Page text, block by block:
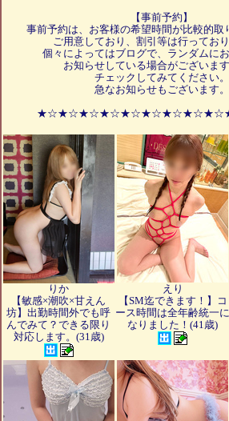
【事前予約】
事前予約は、お客様の希望時間が比較的取
ご用意しており、割引等は行っており
個々によってはブログで、ランダムに
お知らせしている場合がございます
チェックしてみてください。
急なお知らせもございます。
【りかさんからのお知らせ】
※３Pがえりさんとできます
LINEが不具合で消えてしまいま
1度だけ、お電話にてご予約をお願い
夜の時間帯希望のお客様は、20時以降からが基
というお客様はお電話でお問い合わせいただけ
少し、夜の部のご案内の仕方が
変更になりますので、詳細は、お電話にて
土、日曜日出勤については、お問い合わ
用がなければ、対応できるよう努力してく
りか
【敏感×潮吹×甘えん
坊】出勤時間外でも呼
んでみて？できる限り
対応します。(31歳)
えり
【SM迄できます！】コ
ース時間は全年齢統一に
なりました！(41歳)